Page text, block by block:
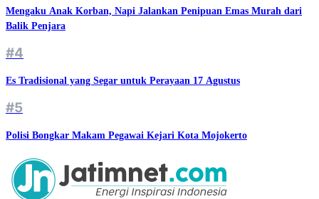
Mengaku Anak Korban, Napi Jalankan Penipuan Emas Murah dari
Balik Penjara
#4
Es Tradisional yang Segar untuk Perayaan 17 Agustus
#5
Polisi Bongkar Makam Pegawai Kejari Kota Mojokerto